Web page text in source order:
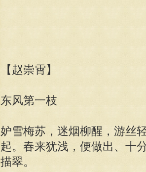
【赵崇霄】
东风第一枝
妒雪梅苏，迷烟柳醒，游丝
起。春来犹浅，便做出、十
描翠。